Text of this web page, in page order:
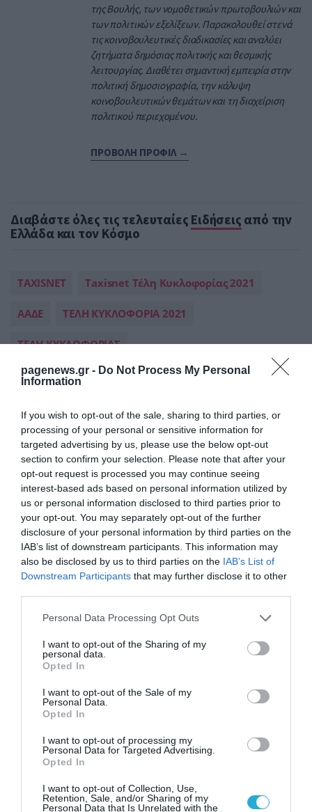
pagenews.gr - Do Not Process My Personal
Information
If you wish to opt-out of the sale, sharing to third parties, or
processing of your personal or sensitive information for
targeted advertising by us, please use the below opt-out
section to confirm your selection. Please note that after your
opt-out request is processed you may continue seeing
interest-based ads based on personal information utilized by
us or personal information disclosed to third parties prior to
your opt-out. You may separately opt-out of the further
disclosure of your personal information by third parties on the
IAB’s list of downstream participants. This information may
also be disclosed by us to third parties on the IAB’s List of
Downstream Participants that may further disclose it to other
Please note that this website/app uses one or more Google
not limited to your visit or usage behaviour. You may click to
grant or deny consent to Google and its third-party tags to
use your data for below specified purposes in below Google
consent section.
Personal Data Processing Opt Outs
I want to opt-out of the Sharing of my
personal data.
Opted In
I want to opt-out of the Sale of my
Personal Data.
Opted In
I want to opt-out of processing my
Personal Data for Targeted Advertising.
Opted In
I want to opt-out of Collection, Use,
Retention, Sale, and/or Sharing of my
Personal Data that Is Unrelated with the
της Βουλής, των νομοθετικών πρωτοβουλιών και
των πολιτικών εξελίξεων. Παρακολουθεί στενά
τις κοινοβουλευτικές διαδικασίες και αναλύει
ζητήματα δημόσιας πολιτικής και θεσμικής
λειτουργίας. Διαθέτει σημαντική εμπειρία στην
πολιτική δημοσιογραφία, την κάλυψη
κοινοβουλευτικών θεμάτων και τη διαχείριση
πολιτικού περιεχομένου.
ΠΡΟΒΟΛΗ ΠΡΟΦΙΛ →
Διαβάστε όλες τις τελευταίες Ειδήσεις από την
Ελλάδα και τον Κόσμο
TAXISNET Taxisnet Τέλη Κυκλοφορίας 2021
ΑΑΔΕ ΤΕΛΗ ΚΥΚΛΟΦΟΡΙΑ 2021
ΤΕΛΗ ΚΥΚΛΟΦΟΡΙΑΣ
ΔΕΙΤΕ ΠΡΩΤΟΙ
Σχετικά άρθρα:
➤ Εκτύπωση ΕΝΦΙΑ 2026 taxisnet: Αναρτήθηκε το
εκκαθαριστικό -Δεύτερη ευκαιρία για λάθη και
παραλείψεις
➤ taxisnet: Ξεκινά σήμερα η υποβολή των
φορολογικών δηλώσεων-Τι ισχύει για εκπτώσεις
φόρου, τεκμήρια
➤ TAXISnet ανοίγει τη Δευτέρα: Οι νέοι κωδικοί που
«κρύβουν» φόρους και τα 9 σημεία-παγίδες
➤ Πότε ανοίγει το Taxisnet για τις φορολογικές
δηλώσεις 2026 – Όλες οι προθεσμίες και οι αλλαγές
την προθεσμία – Ποιοι κινδυνεύουν με «καμπάνα»
➤ Πόθεν Έσχες 2025: Λήγει η Προθεσμία 31 Οκτωβρίου
– Αυτόματη Άντληση, Πρόστιμα, Συμβουλές